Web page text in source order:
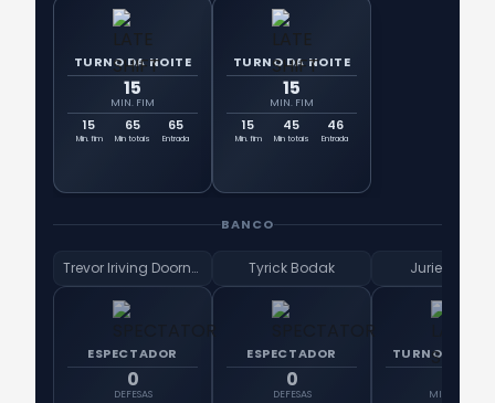
TURNO DA NOITE
15
MIN. FIM
15
Min. fim
65
Min totais
65
Entrada
TURNO DA NOITE
15
MIN. FIM
15
Min. fim
45
Min totais
46
Entrada
BANCO
Trevor Iriving Doornbusch
ESPECTADOR
0
DEFESAS
Tyrick Bodak
ESPECTADOR
0
DEFESAS
Jurien Gaari
TURNO DA
MIN. FIM